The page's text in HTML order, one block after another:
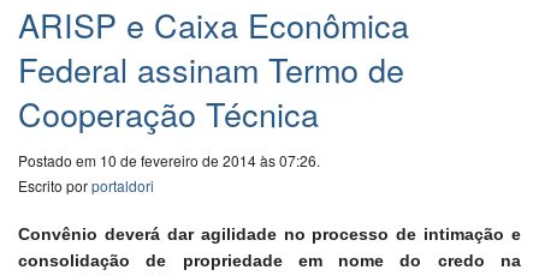
ARISP e Caixa Econômica
Federal assinam Termo de
Cooperação Técnica
Postado em 10 de fevereiro de 2014 às 07:26.
Escrito porportaldori
Convênio deverá dar agilidade no processo de intimação e
consolidação de propriedade em nome do credo na